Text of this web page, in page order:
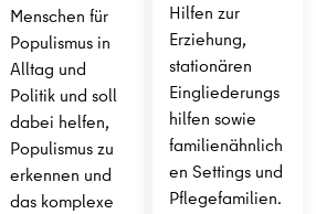
Menschen für
Populismus in
Alltag und
Politik und soll
dabei helfen,
Populismus zu
erkennen und
das komplexe
Hilfen zur
Erziehung,
stationären
Eingliederungs
hilfen sowie
familienähnlich
en Settings und
Pflegefamilien.